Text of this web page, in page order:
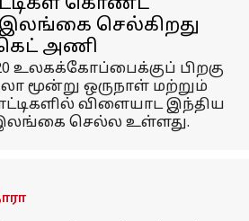
கொண்ட
செல்கிறது
அணி
உலகக்கோப்பைக்குப் பிறகு
மூன்று ஒருநாள் மற்றும்
விளையாட இந்திய
செல்ல உள்ளது.